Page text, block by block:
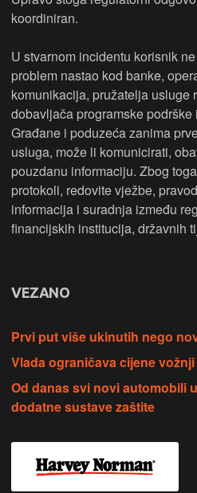
koordiniran.
U stvarnom incidentu korisnik
problem nastao kod banke,
komunikacija, pružatelja usluge
dobavljača programske
Građane i poduzeća zanima
usluga, može li komunicirati,
pouzdanu informaciju. Zbog
protokoli, redovite vježbe,
informacija i suradnja između
financijskih institucija, državnih
VEZANO
Prvi put više ukinutih nego
Vlada ograničava cijene
Od danas svi novi automobili
dodatne sustave zaštite